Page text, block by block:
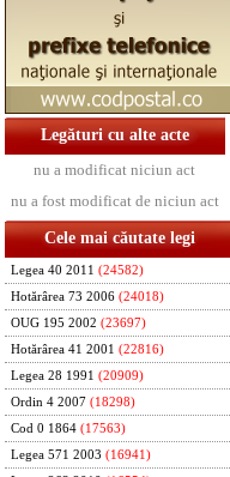
Legături cu alte acte
nu a modificat niciun act
nu a fost modificat de niciun act
Cele mai căutate legi
Legea 40 2011 (24582)
Hotărârea 73 2006 (24018)
OUG 195 2002 (23697)
Hotărârea 41 2001 (22816)
Legea 28 1991 (20909)
Ordin 4 2007 (18298)
Cod 0 1864 (17563)
Legea 571 2003 (16941)